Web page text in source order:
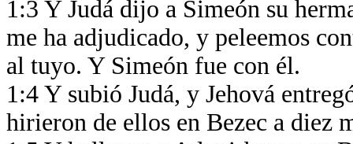
1:3 Y Judá dijo a Simeón su
me ha adjudicado, y peleemos
al tuyo. Y Simeón fue con él.
1:4 Y subió Judá, y Jehová
hirieron de ellos en Bezec a diez